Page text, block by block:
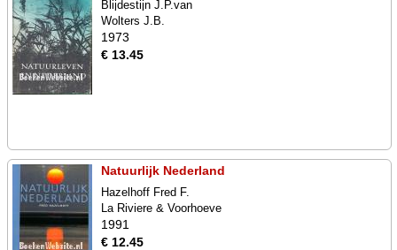
Blijdestijn J.P.van
Wolters J.B.
1973
€ 13.45
Natuurlijk Nederland
Hazelhoff Fred F.
La Riviere & Voorhoeve
1991
€ 12.45